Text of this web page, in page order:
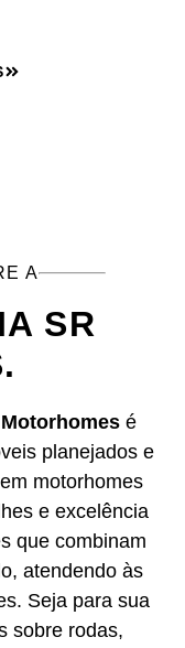
A
SR
é
planejados e
motorhomes
e excelência
que combinam
atendendo às
Seja para sua
sobre rodas,